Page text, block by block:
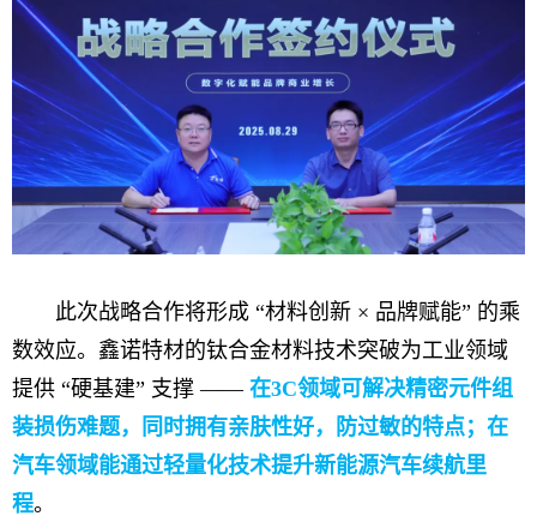
此次战略合作将形成 “材料创新 × 品牌赋能” 的乘
数效应。鑫诺特材的钛合金材料技术突破为工业领域
提供 “硬基建” 支撑 —— 在3C领域可解决精密元件组
装损伤难题，同时拥有亲肤性好，防过敏的特点；在
汽车领域能通过轻量化技术提升新能源汽车续航里
程。